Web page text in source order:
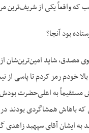
خب که واقعاً یکی از
بود آنجا؟
مصدق، شاید امین‌ترین‌شان
خودم رمز کردم تا پاسی
به اعلی‌حضرت
باهاش همشاگردی بودند در
آقای سپهبد زاهدی